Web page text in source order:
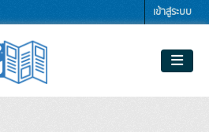
เข้าสู่ระบบ